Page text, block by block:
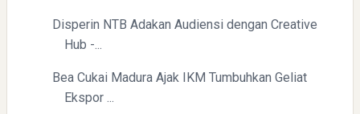
Disperin NTB Adakan Audiensi dengan Creative
Hub -...
Bea Cukai Madura Ajak IKM Tumbuhkan Geliat
Ekspor ...